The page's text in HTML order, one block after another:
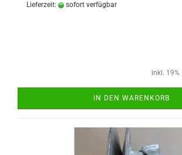
Lieferzeit:
sofort verfügbar
inkl. 19%
IN DEN WARENKORB